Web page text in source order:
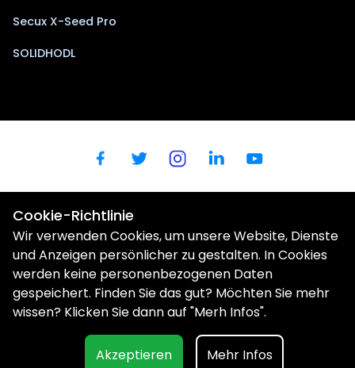
Expertenhilfe (1 Stunde) €150
In den Warenkorb
Secux X-Seed Pro
SOLIDHODL
Wir verwenden Cookies, um Ihre Benutzerfreundlichkeit zu
verbessern. |Datenschutzbestimmungen
Kerkenbos 1025 | 6546 BB | Nijmegen |shop@btcdirect.eu
80066720
Cookie-Richtlinie
Wir verwenden Cookies, um unsere Website, Dienste
und Anzeigen persönlicher zu gestalten. In Cookies
werden keine personenbezogenen Daten
gespeichert. Finden Sie das gut? Möchten Sie mehr
wissen? Klicken Sie dann auf "Merh Infos".
Akzeptieren Mehr Infos